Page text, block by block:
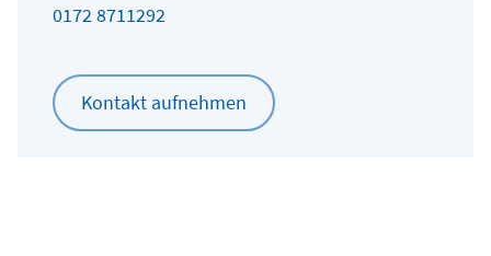
0172 8711292
Kontakt aufnehmen